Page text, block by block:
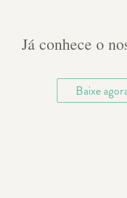
Já conhece o
Baixe